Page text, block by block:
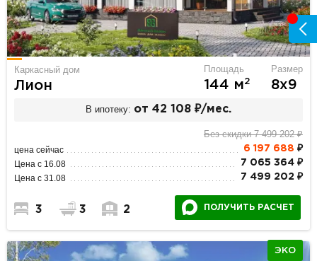
Каркасный дом
Лион
Площадь
144 м2
Размер
8х9
В ипотеку: от 42 108 ₽/мес.
Без скидки 7 499 202 ₽
цена сейчас 6 197 688 ₽
Цена с 16.08 7 065 364 ₽
Цена с 31.08 7 499 202 ₽
3 3 2 ПОЛУЧИТЬ РАСЧЕТ
ЭКО